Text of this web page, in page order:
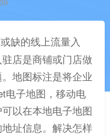
缺的线上流量入
店是商铺或门店做
地图标注是将企业
电子地图，移动电
以在本地电子地图
址信息。解决怎样